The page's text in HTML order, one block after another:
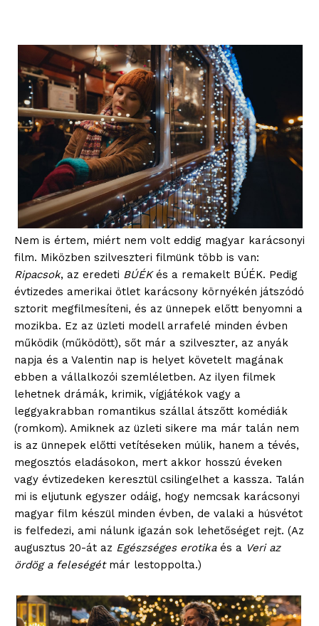
Nem is értem, miért nem volt eddig magyar karácsonyi
film. Miközben szilveszteri filmünk több is van:
Ripacsok, az eredeti BÚÉKés a remakelt BÚÉK. Pedig
évtizedes amerikai ötlet karácsony környékén játszódó
sztorit megfilmesíteni, és az ünnepek előtt benyomni a
mozikba. Ez az üzleti modell arrafelé minden évben
működik (működött), sőt már a szilveszter, az anyák
napja és a Valentin nap is helyet követelt magának
ebben a vállalkozói szemléletben. Az ilyen filmek
lehetnek drámák, krimik, vígjátékok vagy a
leggyakrabban romantikus szállal átszőtt komédiák
(romkom). Amiknek az üzleti sikere ma már talán nem
is az ünnepek előtti vetítéseken múlik, hanem a tévés,
megosztós eladásokon, mert akkor hosszú éveken
vagy évtizedeken keresztül csilingelhet a kassza. Talán
mi is eljutunk egyszer odáig, hogy nemcsak karácsonyi
magyar film készül minden évben, de valaki a húsvétot
is felfedezi, ami nálunk igazán sok lehetőséget rejt. (Az
augusztus 20-át az Egészséges erotikaés a Veri az
ördög a feleségétmár lestoppolta.)